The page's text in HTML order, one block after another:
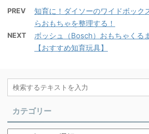
PREV
知育に！ダイソーのワイドボック
らおもちゃを整理する！
NEXT
ボッシュ（Bosch）おもちゃくる
【おすすめ知育玩具】
カテゴリー